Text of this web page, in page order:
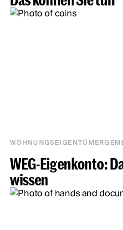
WEG-Eigenkonto:
wissen